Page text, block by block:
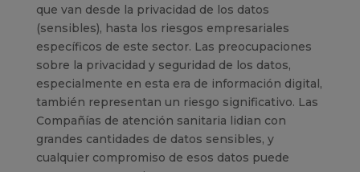
que van desde la privacidad de los datos
(sensibles), hasta los riesgos empresariales
específicos de este sector. Las preocupaciones
sobre la privacidad y seguridad de los datos,
especialmente en esta era de información digital,
también representan un riesgo significativo. Las
Compañías de atención sanitaria lidian con
grandes cantidades de datos sensibles, y
cualquier compromiso de esos datos puede